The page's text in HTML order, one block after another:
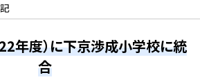
年度）に下京渉成小学校に統
合